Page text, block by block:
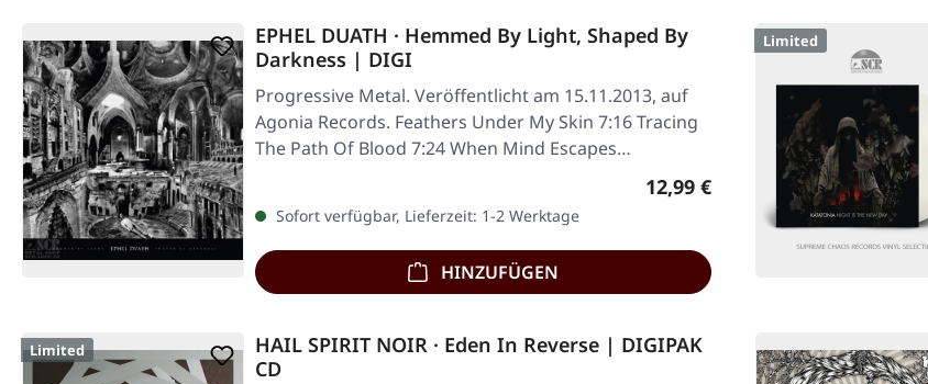
EPHEL DUATH · Hemmed By Light, Shaped By
Darkness | DIGI
Progressive Metal. Veröffentlicht am 15.11.2013, auf
Agonia Records. Feathers Under My Skin 7:16 Tracing
The Path Of Blood 7:24 When Mind Escapes…
Regulärer Preis:
12,99 €
Sofort verfügbar, Lieferzeit: 1-2 Werktage
HINZUFÜGEN
Limited
Limited
HAIL SPIRIT NOIR · Eden In Reverse | DIGIPAK
CD